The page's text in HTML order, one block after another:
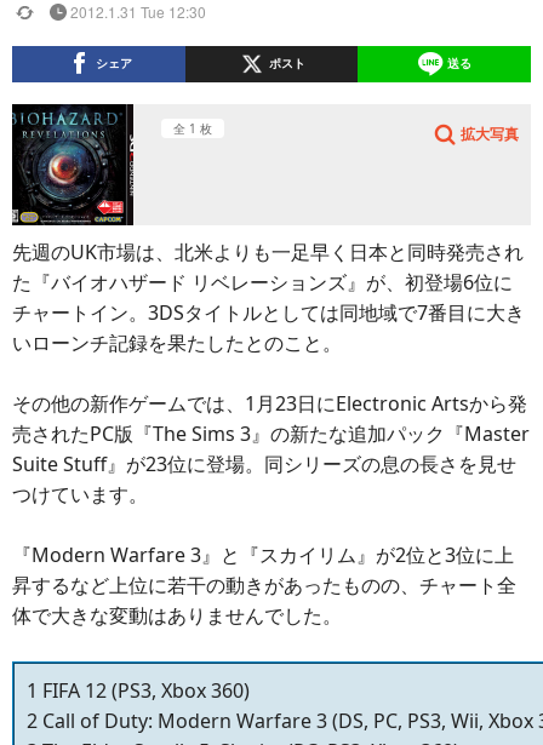
2012.1.31 Tue 12:30
シェア ポスト 送る
全 1 枚 拡大写真
先週のUK市場は、北米よりも一足早く日本と同時発売され
た『バイオハザード リベレーションズ』が、初登場6位に
チャートイン。3DSタイトルとしては同地域で7番目に大き
いローンチ記録を果たしたとのこと。
その他の新作ゲームでは、1月23日にElectronic Artsから発
売されたPC版『The Sims 3』の新たな追加パック『Master
Suite Stuff』が23位に登場。同シリーズの息の長さを見せ
つけています。
『Modern Warfare 3』と『スカイリム』が2位と3位に上
昇するなど上位に若干の動きがあったものの、チャート全
体で大きな変動はありませんでした。
1 FIFA 12 (PS3, Xbox 360)
2 Call of Duty: Modern Warfare 3 (DS, PC, PS3, Wii, Xbox